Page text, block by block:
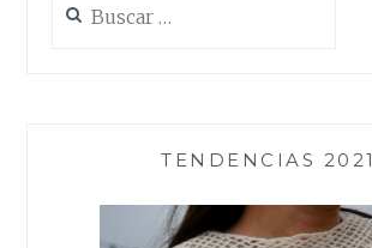
TENDENCIAS 2021